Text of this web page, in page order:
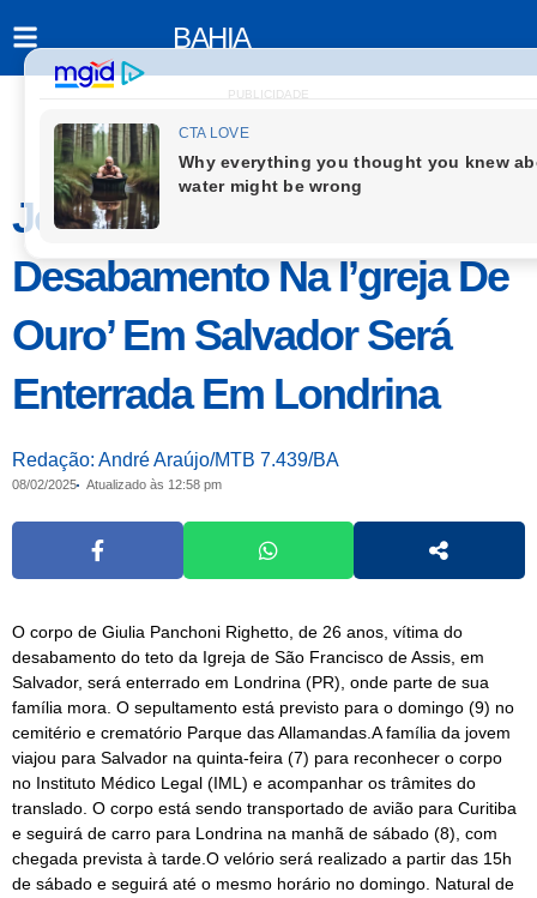
BAHIA
PUBLICIDADE
Jovem Morta Em
Desabamento Na I’greja De
Ouro’ Em Salvador Será
Enterrada Em Londrina
Redação: André Araújo/MTB 7.439/BA
08/02/2025 Atualizado às 12:58 pm
O corpo de Giulia Panchoni Righetto, de 26 anos, vítima do
desabamento do teto da Igreja de São Francisco de Assis, em
Salvador, será enterrado em Londrina (PR), onde parte de sua
família mora. O sepultamento está previsto para o domingo (9) no
cemitério e crematório Parque das Allamandas.A família da jovem
viajou para Salvador na quinta-feira (7) para reconhecer o corpo
no Instituto Médico Legal (IML) e acompanhar os trâmites do
translado. O corpo está sendo transportado de avião para Curitiba
e seguirá de carro para Londrina na manhã de sábado (8), com
chegada prevista à tarde.O velório será realizado a partir das 15h
de sábado e seguirá até o mesmo horário no domingo. Natural de